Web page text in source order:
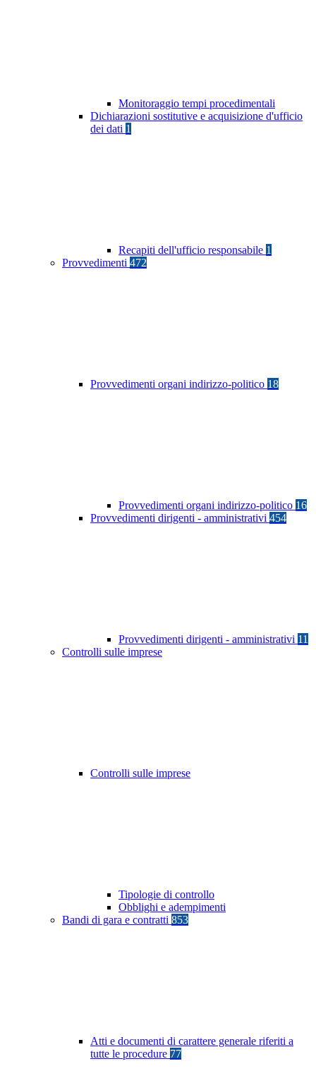
Monitoraggio tempi procedimentali
Dichiarazioni sostitutive e acquisizione d'ufficio
dei dati 1
Recapiti dell'ufficio responsabile 1
Provvedimenti 472
Provvedimenti organi indirizzo-politico 18
Provvedimenti organi indirizzo-politico 16
Provvedimenti dirigenti - amministrativi 454
Provvedimenti dirigenti - amministrativi 11
Controlli sulle imprese
Controlli sulle imprese
Tipologie di controllo
Obblighi e adempimenti
Bandi di gara e contratti 853
Atti e documenti di carattere generale riferiti a
tutte le procedure 77